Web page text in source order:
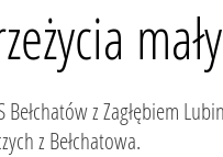
Bełchatów z Zagłębiem
z Bełchatowa.